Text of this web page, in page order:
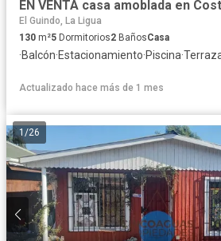
EN VENTA casa amoblada en
El Guindo, La Ligua
130 m²5 Dormitorios2 BañosCasa
·Balcón·Estacionamiento·Piscina·
Actualizado hace más de 1 mes
1 /26